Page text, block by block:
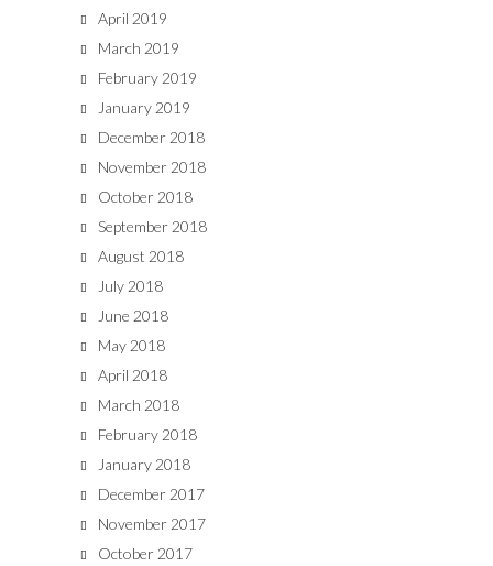
April 2019
March 2019
February 2019
January 2019
December 2018
November 2018
October 2018
September 2018
August 2018
July 2018
June 2018
May 2018
April 2018
March 2018
February 2018
January 2018
December 2017
November 2017
October 2017